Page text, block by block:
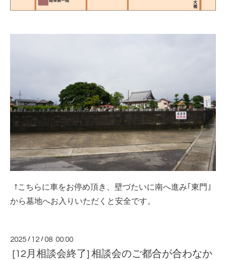
↑こちらに車をお停め頂き、壁づたいに南へ進み｢東門｣
から墓地へお入りいただくと安全です。
2025 / 12 /08 00:00
[12月相談会終了] 相談会のご都合が合わなか